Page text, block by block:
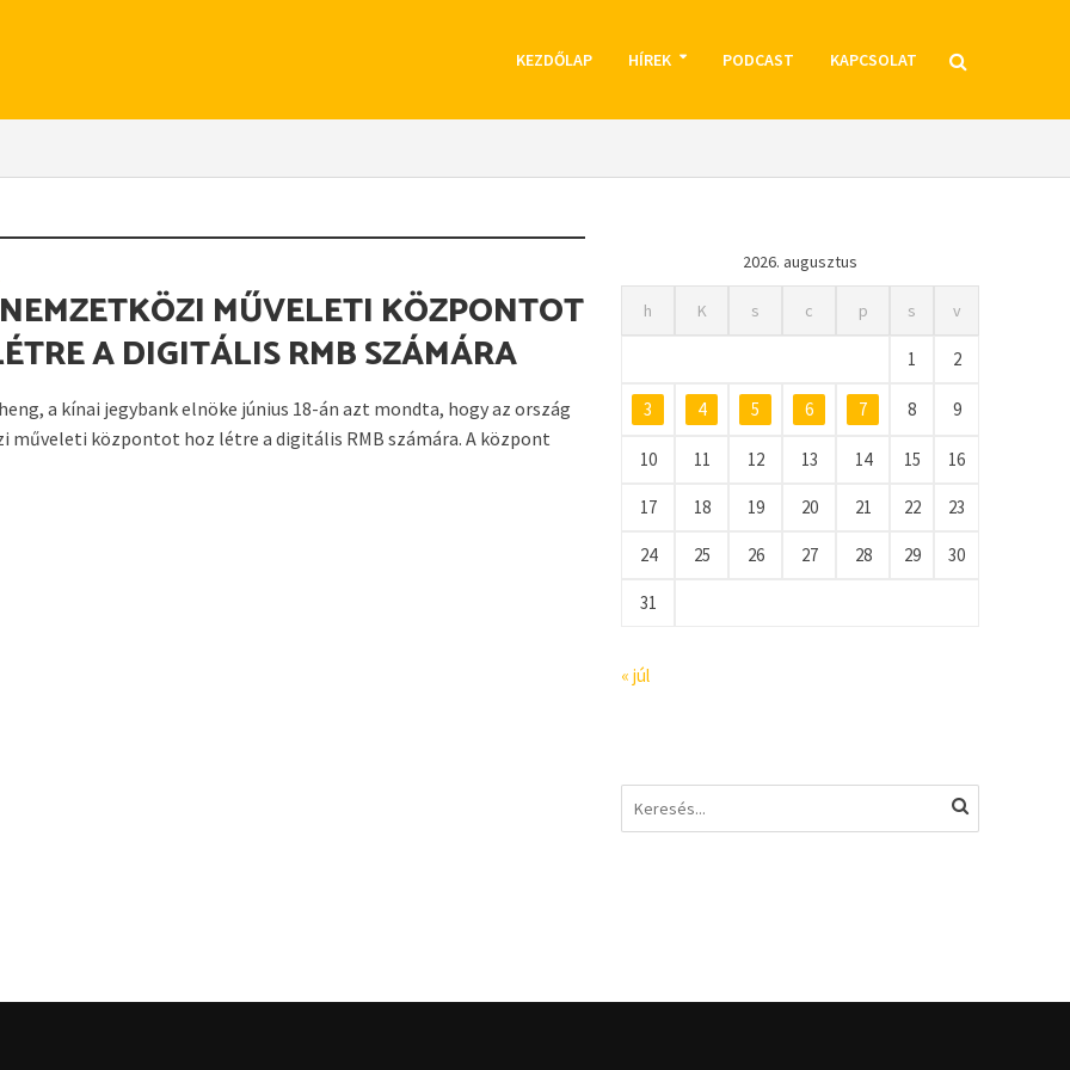
KEZDŐLAP HÍREK PODCAST KAPCSOLAT
MŰVELETI KÖZPONTOT
A DIGITÁLIS RMB SZÁMÁRA
a kínai jegybank elnöke június 18-án azt mondta, hogy az ország
műveleti központot hoz létre a digitális RMB számára. A központ
2026. augusztus
h K s c p s v
1 2
3 4 5 6 7 8 9
10 11 12 13 14 15 16
17 18 19 20 21 22 23
24 25 26 27 28 29 30
31
« júl